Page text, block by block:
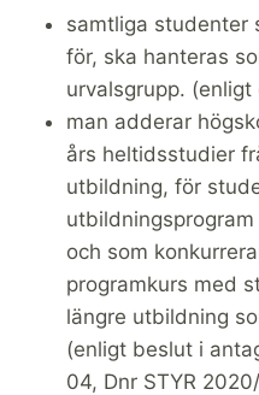
samtliga studenter
för, ska hanteras
urvalsgrupp.
man adderar
års heltidsstudier
utbildning, för
och som
programkurs med
längre utbildning
(enligt beslut i
04, Dnr STYR